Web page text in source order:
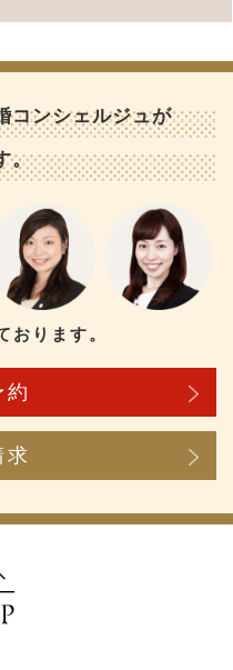
コンシェルジュが
。
おります。
約
求